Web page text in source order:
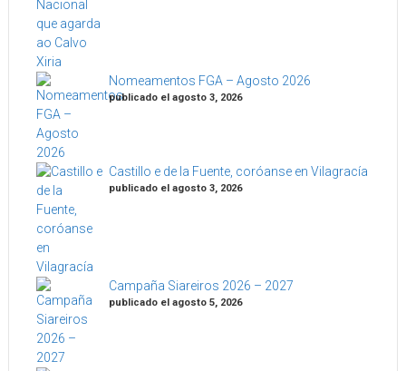
Nomeamentos FGA – Agosto 2026
publicado el agosto 3, 2026
Castillo e de la Fuente, coróanse en Vilagracía
publicado el agosto 3, 2026
Campaña Siareiros 2026 – 2027
publicado el agosto 5, 2026